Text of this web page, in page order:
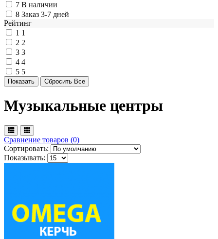
7 В наличии
8 Заказ 3-7 дней
Рейтинг
1 1
2 2
3 3
4 4
5 5
Музыкальные центры
Сравнение товаров (0)
Сортировать:
Показывать: